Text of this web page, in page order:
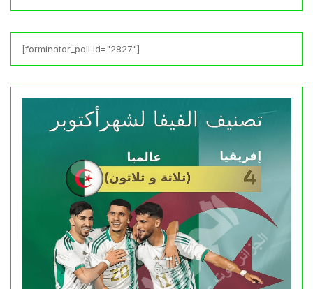
[forminator_poll id="2827"]